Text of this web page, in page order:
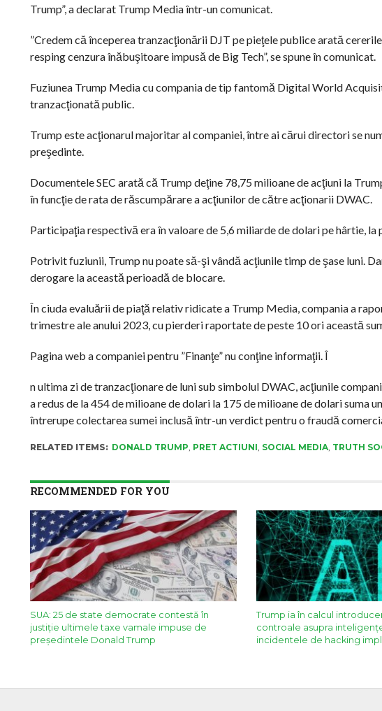
Trump”, a declarat Trump Media într-un comunicat.
”Credem că începerea tranzacţionării DJT pe pieţele publice arată
resping cenzura înăbuşitoare impusă de Big Tech”, se spune în comunicat.
Fuziunea Trump Media cu compania de tip fantomă Digital World
tranzacţionată public.
Trump este acţionarul majoritar al companiei, între ai cărui directori se
preşedinte.
Documentele SEC arată că Trump deţine 78,75 milioane de acţiuni la
în funcţie de rata de răscumpărare a acţiunilor de către acţionarii DWAC.
Participaţia respectivă era în valoare de 5,6 miliarde de dolari pe hârtie,
Potrivit fuziunii, Trump nu poate să-şi vândă acţiunile timp de şase luni.
derogare la această perioadă de blocare.
În ciuda evaluării de piaţă relativ ridicate a Trump Media, compania a
trimestre ale anului 2023, cu pierderi raportate de peste 10 ori această
Pagina web a companiei pentru ”Finanţe” nu conţine informaţii. Î
n ultima zi de tranzacţionare de luni sub simbolul DWAC, acţiunile
a redus de la 454 de milioane de dolari la 175 de milioane de dolari suma
întrerupe colectarea sumei inclusă într-un verdict pentru o fraudă
RELATED ITEMS: DONALD TRUMP, PRET ACTIUNI, SOCIAL MEDIA, TRUTH
RECOMMENDED FOR YOU
SUA: 25 de state democrate contestă în
justiție ultimele taxe vamale impuse de
președintele Donald Trump
Trump ia în calcul
controale asupra
incidentele de hacking